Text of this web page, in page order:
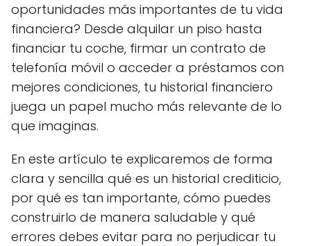
oportunidades más importantes de tu vida
financiera? Desde alquilar un piso hasta
financiar tu coche, firmar un contrato de
telefonía móvil o acceder a préstamos con
mejores condiciones, tu historial financiero
juega un papel mucho más relevante de lo
que imaginas.
En este artículo te explicaremos de forma
clara y sencilla qué es un historial crediticio,
por qué es tan importante, cómo puedes
construirlo de manera saludable y qué
errores debes evitar para no perjudicar tu